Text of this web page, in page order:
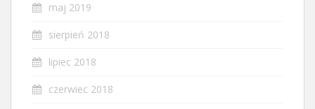
maj 2019
sierpień 2018
lipiec 2018
czerwiec 2018